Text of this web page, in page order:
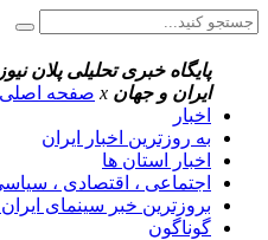
پایگاه خبری تحلیلی پلان
ایران و جهان x صفحه اصلی
اخبار
به روزترین اخبار ایران
اخبار استان ها
اجتماعی ، اقتصادی ،
بروزترین خبر سینمای
گوناگون